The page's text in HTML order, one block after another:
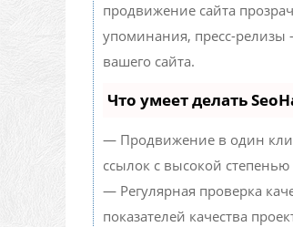
продвижение сайта
упоминания, пресс-релизы
вашего сайта.
Что умеет делать
— Продвижение в один
ссылок с высокой
— Регулярная проверка
показателей качества